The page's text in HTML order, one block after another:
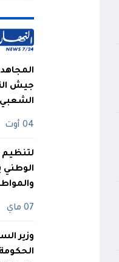
جيش
الشعبي
04 أوت
لتنظيم
07 ماي
وزير